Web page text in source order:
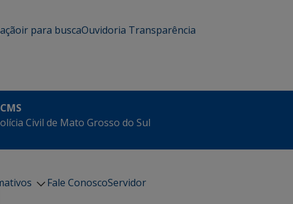
ir para buscaOuvidoria Transparência
Civil de Mato Grosso do Sul
Fale ConoscoServidor